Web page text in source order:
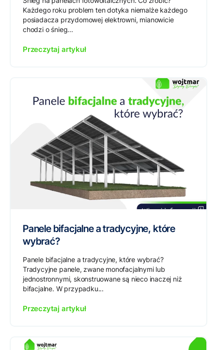
Każdego roku problem ten dotyka niemalże każdego
posiadacza przydomowej elektrowni, mianowicie
chodzi o śnieg...
Przeczytaj artykuł
Panele bifacjalne a tradycyjne, które
wybrać?
Panele bifacjalne a tradycyjne, które wybrać?
Tradycyjne panele, zwane monofacjalnymi lub
jednostronnymi, skonstruowane są nieco inaczej niż
bifacjalne. W przypadku...
Przeczytaj artykuł